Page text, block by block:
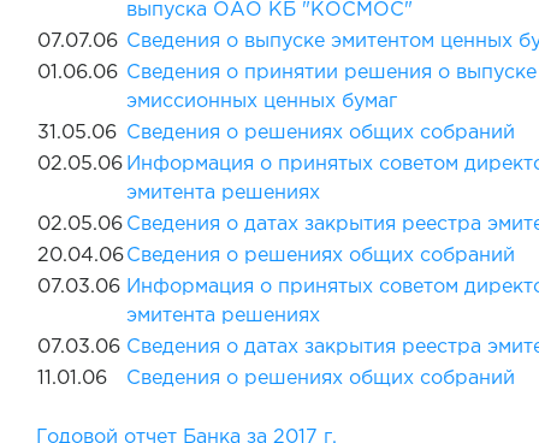
выпуска ОАО КБ "КОСМОС"
07.07.06 Сведения о выпуске эмитентом ценных
01.06.06 Сведения о принятии решения о выпуске
эмиссионных ценных бумаг
31.05.06 Сведения о решениях общих собраний
02.05.06 Информация о принятых советом
эмитента решениях
02.05.06 Сведения о датах закрытия реестра
20.04.06 Сведения о решениях общих собраний
07.03.06 Информация о принятых советом
эмитента решениях
07.03.06 Сведения о датах закрытия реестра
11.01.06
Сведения о решениях общих собраний
Годовой отчет Банка за 2017 г.